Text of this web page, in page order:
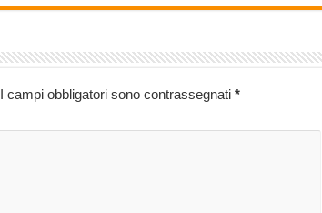
I campi obbligatori sono contrassegnati *